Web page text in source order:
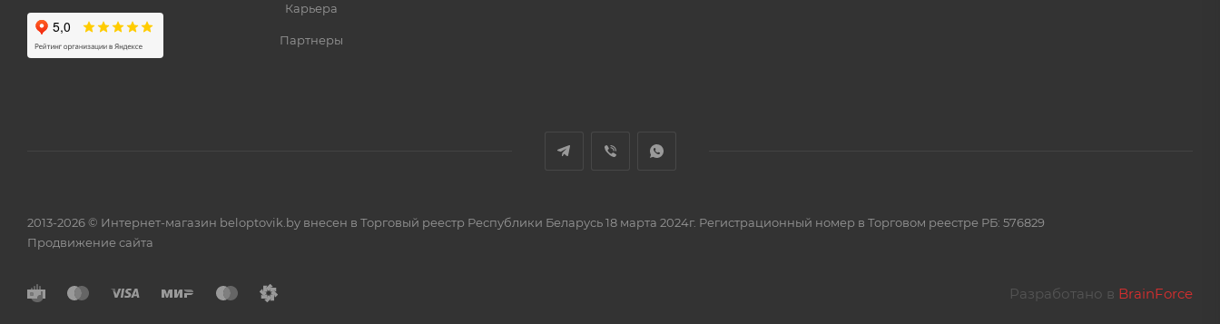
Карьера
Партнеры
2013-2026 © Интернет-магазин beloptovik.by внесен в Торговый реестр Республики Беларусь 18 марта 2024г. Регистрационный номер в Торговом реестре РБ: 576829
Продвижение сайта
Разработано в BrainForce